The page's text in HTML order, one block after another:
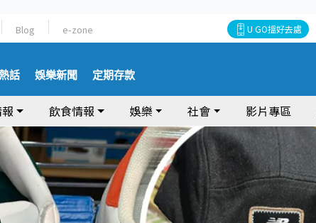
Blog e-zone U GO搵好去處
話 娛樂新聞 定期存款
飲食情報 娛樂 社會 影片專區